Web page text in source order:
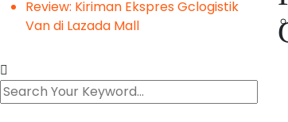
Review: Kiriman Ekspres Gclogistik
Van di Lazada Mall